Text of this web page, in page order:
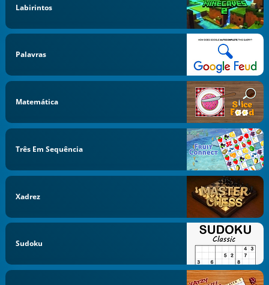
Labirintos
Palavras
Matemática
Três Em Sequência
Xadrez
Sudoku